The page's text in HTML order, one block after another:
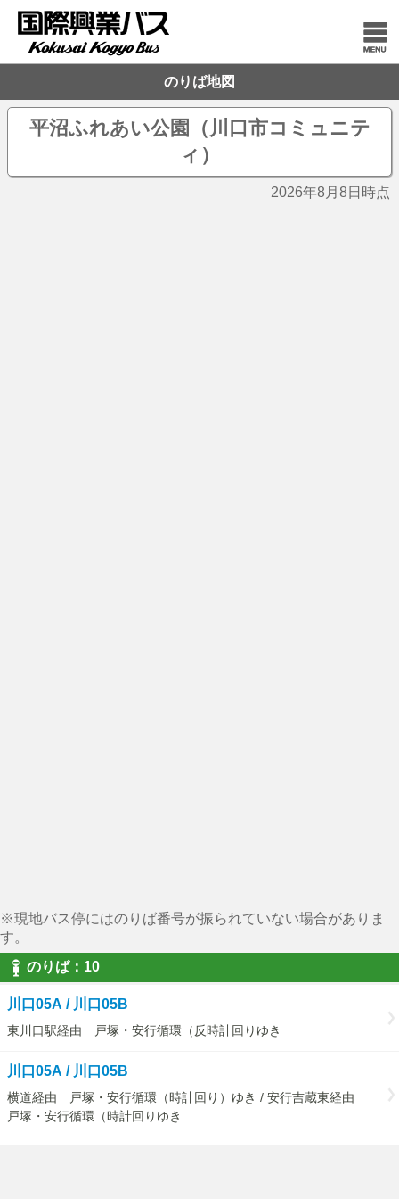
のりば地図
平沼ふれあい公園（川口市コミュニテ
ィ）
2026年8月8日時点
※現地バス停にはのりば番号が振られていない場合がありま
す。
のりば：10
川口05A / 川口05B
東川口駅経由 戸塚・安行循環（反時計回りゆき
川口05A / 川口05B
横道経由 戸塚・安行循環（時計回り）ゆき / 安行吉蔵東経由
戸塚・安行循環（時計回りゆき